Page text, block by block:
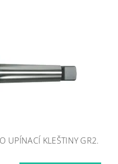
UPÍNACÍ KLEŠTINY GR2.